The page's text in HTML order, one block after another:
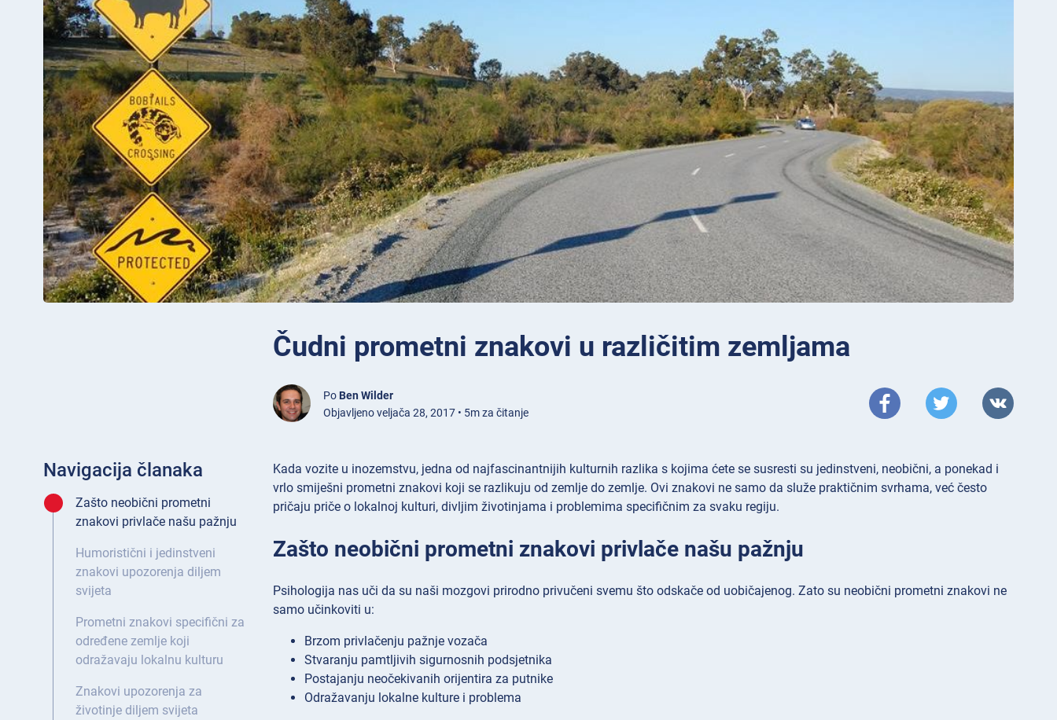
Čudni prometni znakovi u različitim zemljama
Po Ben Wilder
Objavljeno veljača 28, 2017 • 5m za čitanje
Navigacija članaka
Zašto neobični prometni
znakovi privlače našu pažnju
Humoristični i jedinstveni
znakovi upozorenja diljem
svijeta
Prometni znakovi specifični za
određene zemlje koji
odražavaju lokalnu kulturu
Znakovi upozorenja za
životinje diljem svijeta
Kada vozite u inozemstvu, jedna od najfascinantnijih kulturnih razlika s kojima ćete se susresti su jedinstveni, neobični, a ponekad i
vrlo smiješni prometni znakovi koji se razlikuju od zemlje do zemlje. Ovi znakovi ne samo da služe praktičnim svrhama, već često
pričaju priče o lokalnoj kulturi, divljim životinjama i problemima specifičnim za svaku regiju.
Zašto neobični prometni znakovi privlače našu pažnju
Psihologija nas uči da su naši mozgovi prirodno privučeni svemu što odskače od uobičajenog. Zato su neobični prometni znakovi ne
samo učinkoviti u:
Brzom privlačenju pažnje vozača
Stvaranju pamtljivih sigurnosnih podsjetnika
Postajanju neočekivanih orijentira za putnike
Odražavanju lokalne kulture i problema